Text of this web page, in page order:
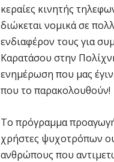
κεραίες κινητής
διώκεται νομικά σε
ενδιαφέρον τους για
Καρατάσου στην
ενημέρωση που μας
που το παρακολουθούν!
Το πρόγραμμα
χρήστες ψυχοτρόπων
ανθρώπους που